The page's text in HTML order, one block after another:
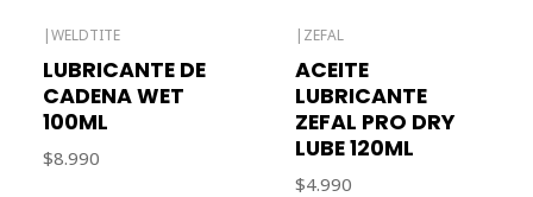
|WELDTITE
LUBRICANTE DE
CADENA WET
100ML
$8.990
| ZEFAL
ACEITE
LUBRICANTE
ZEFAL PRO DRY
LUBE 120ML
$4.990